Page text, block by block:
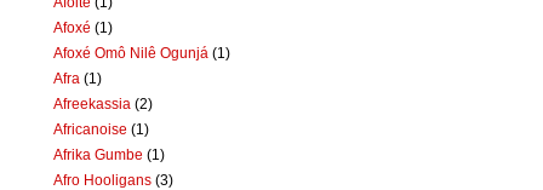
Afoxé (1)
Afoxé Omô Nilê Ogunjá (1)
Afra (1)
Afreekassia (2)
Africanoise (1)
Afrika Gumbe (1)
Afro Hooligans (3)